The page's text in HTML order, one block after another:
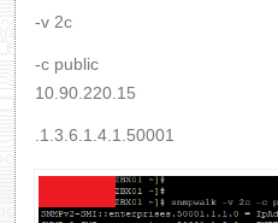
-v 2c
-c public
10.90.220.15
.1.3.6.1.4.1.50001